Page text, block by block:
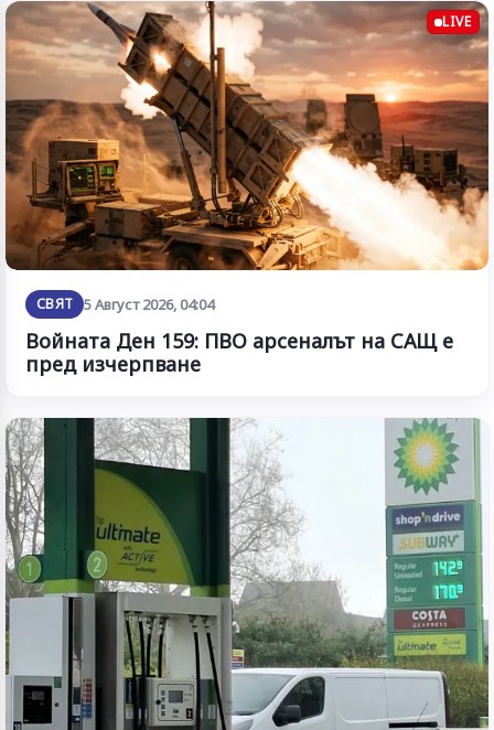
LIVE
СВЯТ 5 Август 2026, 04:04
Войната Ден 159: ПВО арсеналът на САЩ е
пред изчерпване